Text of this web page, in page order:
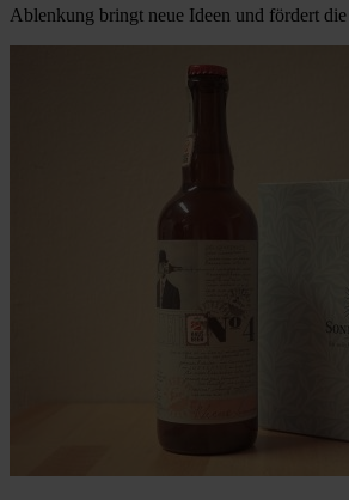
Ablenkung bringt neue Ideen und fördert